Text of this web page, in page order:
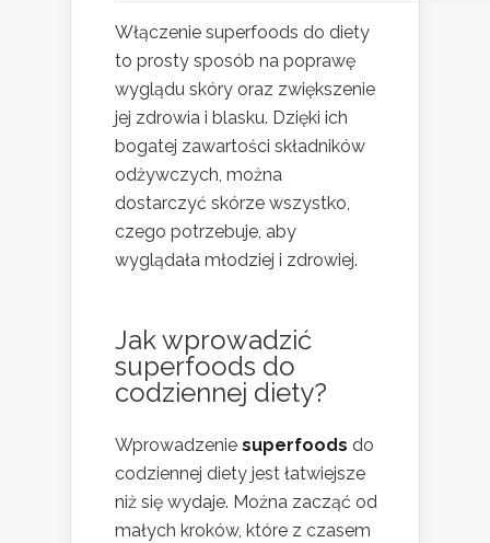
Włączenie superfoods do diety
to prosty sposób na poprawę
wyglądu skóry oraz zwiększenie
jej zdrowia i blasku. Dzięki ich
bogatej zawartości składników
odżywczych, można
dostarczyć skórze wszystko,
czego potrzebuje, aby
wyglądała młodziej i zdrowiej.
Jak wprowadzić
superfoods do
codziennej diety?
Wprowadzenie superfoods do
codziennej diety jest łatwiejsze
niż się wydaje. Można zacząć od
małych kroków, które z czasem